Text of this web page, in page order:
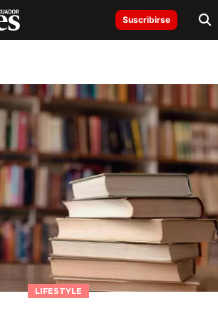
Suscribirse
LIFESTYLE